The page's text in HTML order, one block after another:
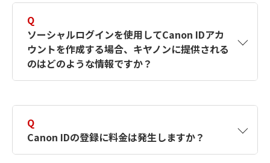
す。詳しい作成方法は【カメラ】Canon IDとは
何ですか？Canon IDの作成方法は？をご確認く
ださい。
Q
ソーシャルログインを使用してCanon IDアカ
ウントを作成する場合、キヤノンに提供される
のはどのような情報ですか？
択したサービスから取得します。アカウントを
簡単に作成できるように、この情報を使用して
Canon IDの登録フォームを入力します。
Q
Canon IDの登録に料金は発生しますか？